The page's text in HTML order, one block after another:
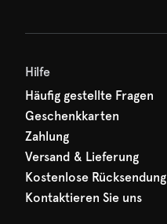
Hilfe
Häufig gestellte Fragen
Geschenkkarten
Zahlung
Versand & Lieferung
Kostenlose Rücksendung
Kontaktieren Sie uns